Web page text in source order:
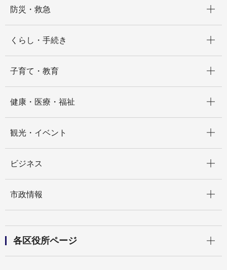
防災・救急
くらし・手続き
子育て・教育
健康・医療・福祉
観光・イベント
ビジネス
市政情報
各区役所ページ